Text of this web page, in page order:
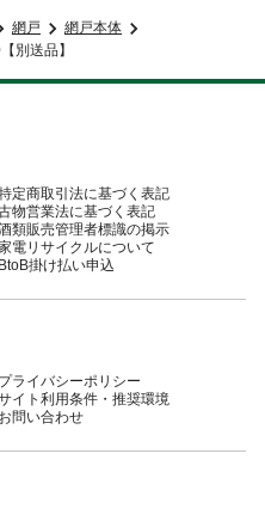
網戸
網戸本体
別送品】
定商取引法に基づく表記
物営業法に基づく表記
類販売管理者標識の掲示
電リサイクルについて
BtoB掛け払い申込
プライバシーポリシー
イト利用条件・推奨環境
お問い合わせ